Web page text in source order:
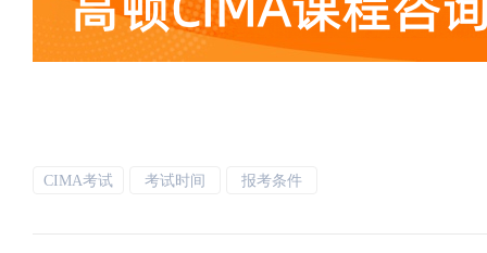
CIMA考试 考试时间 报考条件